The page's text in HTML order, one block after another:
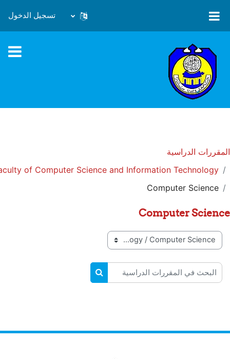
تسجيل الدخول
المقررات الدراسية
of Computer Science and Information Technology
Computer Science
Computer Science
تصنيفات المقررات
البحث في المقررات الدراسية
البحث في المقررات الدراسية